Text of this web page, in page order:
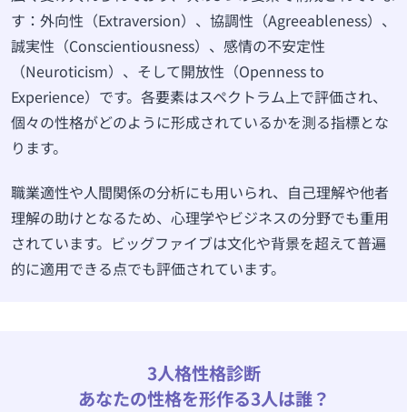
す：外向性（Extraversion）、協調性（Agreeableness）、
誠実性（Conscientiousness）、感情の不安定性
（Neuroticism）、そして開放性（Openness to
Experience）です。各要素はスペクトラム上で評価され、
個々の性格がどのように形成されているかを測る指標とな
ります。
職業適性や人間関係の分析にも用いられ、自己理解や他者
理解の助けとなるため、心理学やビジネスの分野でも重用
されています。ビッグファイブは文化や背景を超えて普遍
的に適用できる点でも評価されています。
3人格性格診断
あなたの性格を形作る3人は誰？